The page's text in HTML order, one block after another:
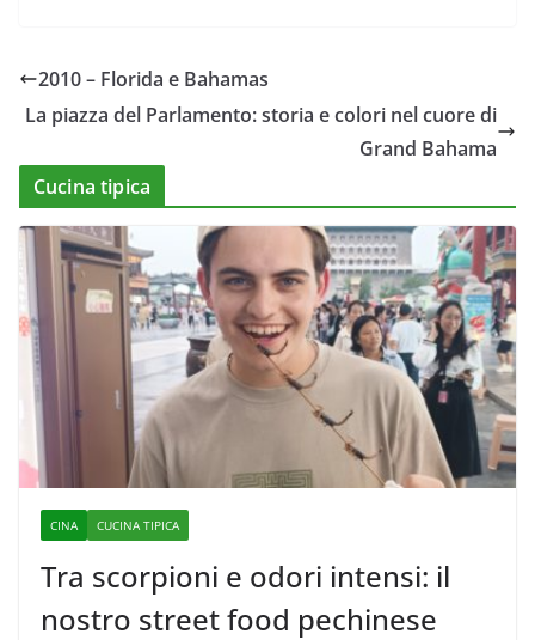
2010 – Florida e Bahamas
La piazza del Parlamento: storia e colori nel cuore di
Grand Bahama
Cucina tipica
CINA CUCINA TIPICA
Tra scorpioni e odori intensi: il
nostro street food pechinese